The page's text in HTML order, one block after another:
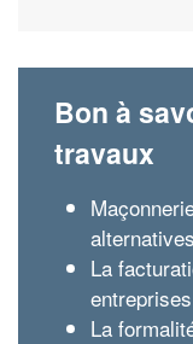
Bon à
travaux
La
entreprises
La